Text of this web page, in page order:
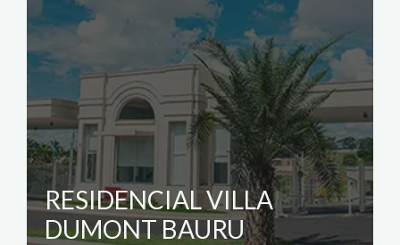
RESIDENCIAL VILLA
DUMONT BAURU